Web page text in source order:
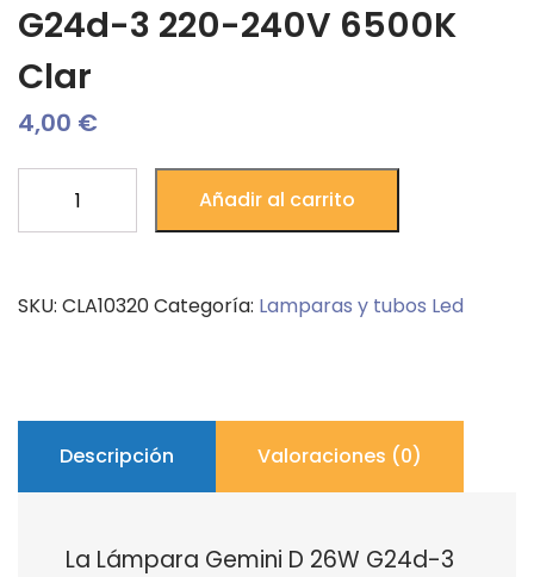
G24d-3 220-240V 6500K
Clar
4,00 €
Gemini
G24d-
240V
6500K
Añadir al carrito
SKU: CLA10320Categoría: Lamparas y tubos Led
Descripción Valoraciones (0)
La Lámpara Gemini D 26W G24d-3